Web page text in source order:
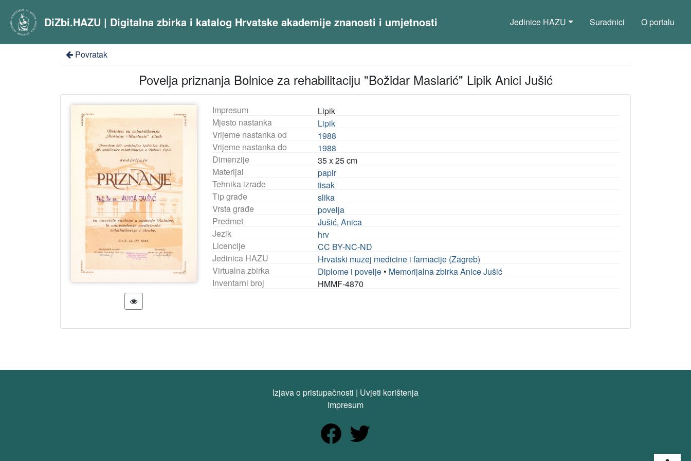
DiZbi.HAZU | Digitalna zbirka i katalog Hrvatske akademije znanosti i umjetnosti Jedinice HAZU Suradnici O portalu
Povratak
Povelja priznanja Bolnice za rehabilitaciju "Božidar Maslarić" Lipik Anici Jušić
Impresum
Lipik
Mjesto nastanka
Lipik
Vrijeme nastanka od
1988
Vrijeme nastanka do
1988
Dimenzije
35 x 25 cm
Materijal
papir
Tehnika izrade
tisak
Tip građe
slika
Vrsta građe
povelja
Predmet
Jušić, Anica
Jezik
hrv
Licencije
CC BY-NC-ND
Jedinica HAZU
Hrvatski muzej medicine i farmacije (Zagreb)
Virtualna zbirka
Diplome i povelje • Memorijalna zbirka Anice Jušić
Inventarni broj
HMMF-4870
Izjava o pristupačnosti | Uvjeti korištenja
Impresum